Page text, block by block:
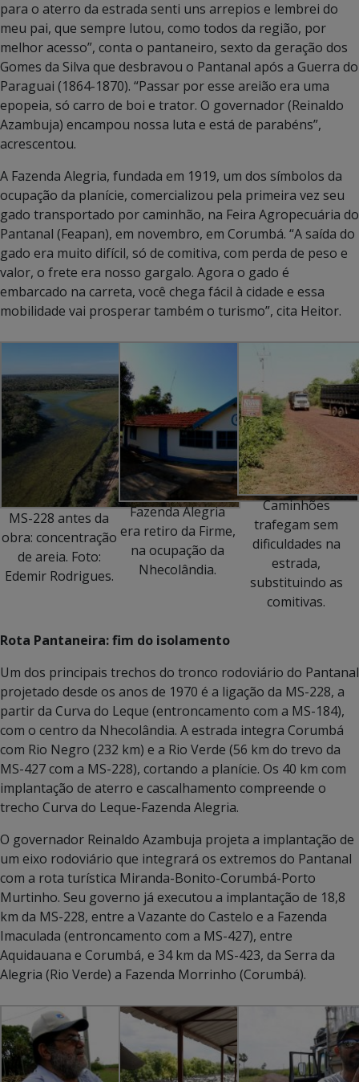
para o aterro da estrada senti uns arrepios e lembrei do
meu pai, que sempre lutou, como todos da região, por
melhor acesso”, conta o pantaneiro, sexto da geração dos
Gomes da Silva que desbravou o Pantanal após a Guerra do
Paraguai (1864-1870). “Passar por esse areião era uma
epopeia, só carro de boi e trator. O governador (Reinaldo
Azambuja) encampou nossa luta e está de parabéns”,
acrescentou.
A Fazenda Alegria, fundada em 1919, um dos símbolos da
ocupação da planície, comercializou pela primeira vez seu
gado transportado por caminhão, na Feira Agropecuária do
Pantanal (Feapan), em novembro, em Corumbá. “A saída do
gado era muito difícil, só de comitiva, com perda de peso e
valor, o frete era nosso gargalo. Agora o gado é
embarcado na carreta, você chega fácil à cidade e essa
mobilidade vai prosperar também o turismo”, cita Heitor.
MS-228 antes da
obra: concentração
de areia. Foto:
Edemir Rodrigues.
Fazenda Alegria
era retiro da Firme,
na ocupação da
Nhecolândia.
Caminhões
trafegam sem
dificuldades na
estrada,
substituindo as
comitivas.
Rota Pantaneira: fim do isolamento
Um dos principais trechos do tronco rodoviário do Pantanal
projetado desde os anos de 1970 é a ligação da MS-228, a
partir da Curva do Leque (entroncamento com a MS-184),
com o centro da Nhecolândia. A estrada integra Corumbá
com Rio Negro (232 km) e a Rio Verde (56 km do trevo da
MS-427 com a MS-228), cortando a planície. Os 40 km com
implantação de aterro e cascalhamento compreende o
trecho Curva do Leque-Fazenda Alegria.
O governador Reinaldo Azambuja projeta a implantação de
um eixo rodoviário que integrará os extremos do Pantanal
com a rota turística Miranda-Bonito-Corumbá-Porto
Murtinho. Seu governo já executou a implantação de 18,8
km da MS-228, entre a Vazante do Castelo e a Fazenda
Imaculada (entroncamento com a MS-427), entre
Aquidauana e Corumbá, e 34 km da MS-423, da Serra da
Alegria (Rio Verde) a Fazenda Morrinho (Corumbá).